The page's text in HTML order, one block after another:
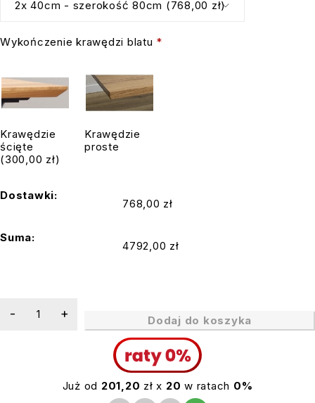
Wykończenie krawędzi blatu *
Krawędzie
ścięte
(300,00 zł)
Krawędzie
proste
Dostawki:
768,00 zł
Suma:
4792,00 zł
Dodaj do koszyka
Już od 201,20 zł x 20 w ratach 0%